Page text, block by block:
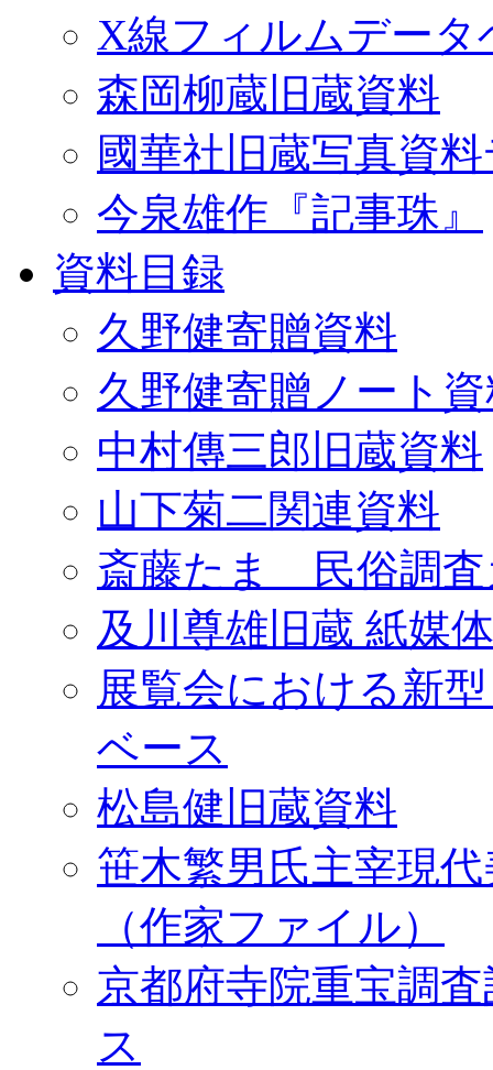
X線フィルムデータ
森岡柳蔵旧蔵資料
國華社旧蔵写真資
今泉雄作『記事珠』
資料目録
久野健寄贈資料
久野健寄贈ノート
中村傳三郎旧蔵資料
山下菊二関連資料
斎藤たま 民俗調査
及川尊雄旧蔵 紙媒
展覧会における新
ベース
松島健旧蔵資料
笹木繁男氏主宰現
（作家ファイル）
京都府寺院重宝調
ス